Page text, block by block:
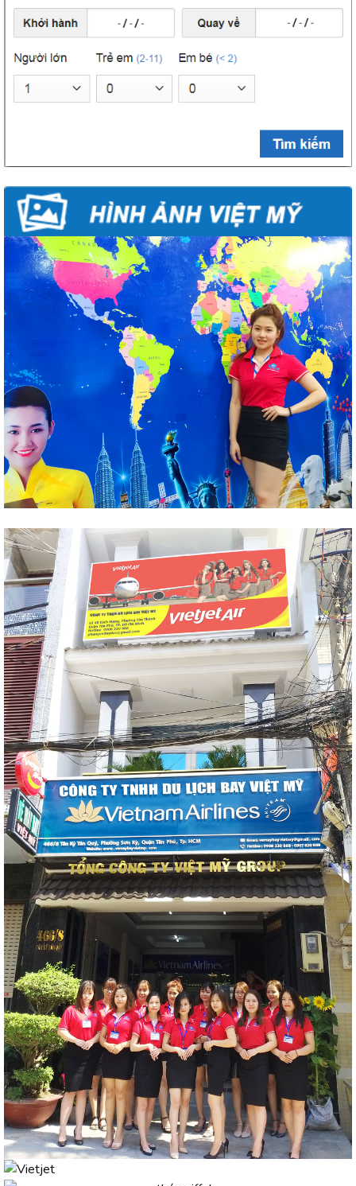
CÔNG TY TNHH DU LỊCH BAY VIỆT MỸ Mã Số
Thuế:0316692942- TICKET OFFICE VIỆT MỸ
TỔNG CÔNG TY VIỆT MỸ (VIỆT MỸ TRAVEL GROUP CO.LTD)
- THƯƠNG HIỆU VÉ MÁY BAY HÀNG ĐẦU VIỆT NAM